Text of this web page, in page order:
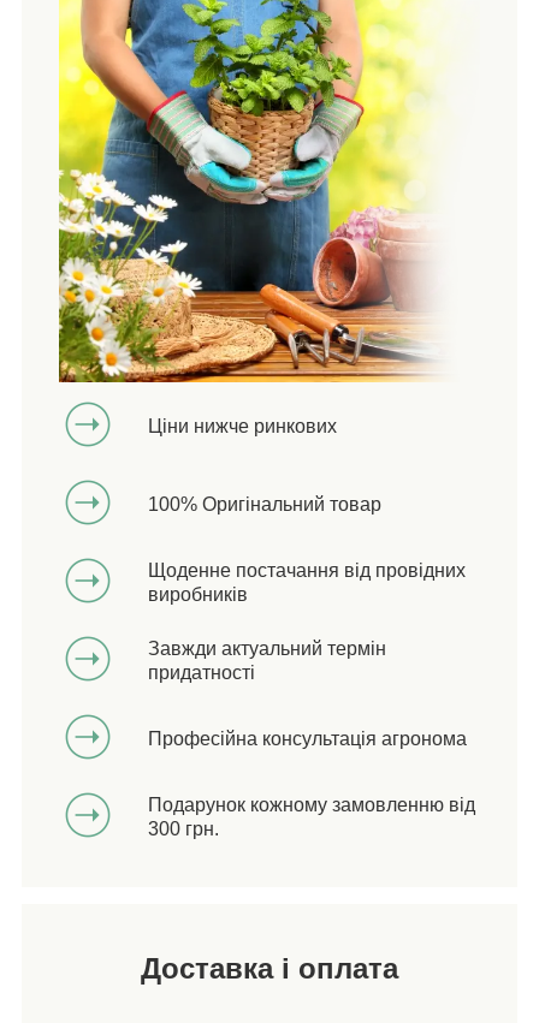
Ціни нижче ринкових
100% Оригінальний товар
Щоденне постачання від провідних
виробників
Завжди актуальний термін
придатності
Професійна консультація агронома
Подарунок кожному замовленню від
300 грн.
Доставка і оплата